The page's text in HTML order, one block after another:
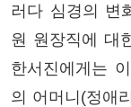
러다 심경의 변
원 원장직에 대
한서진에게는
의 어머니(정애